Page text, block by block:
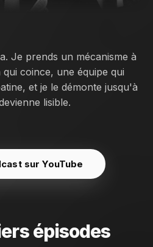
Je prends un mécanisme à
coince, une équipe qui
et je le démonte jusqu'à
lisible.
sur YouTube
épisodes